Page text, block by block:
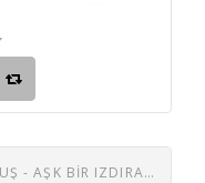
AHMET SEZGİN - SAÇ BEYAZ OLMUŞ - AŞK BİR IZDIRAP 45 LİK PLAK